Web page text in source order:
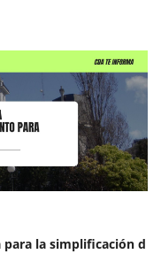
para la simplificación d